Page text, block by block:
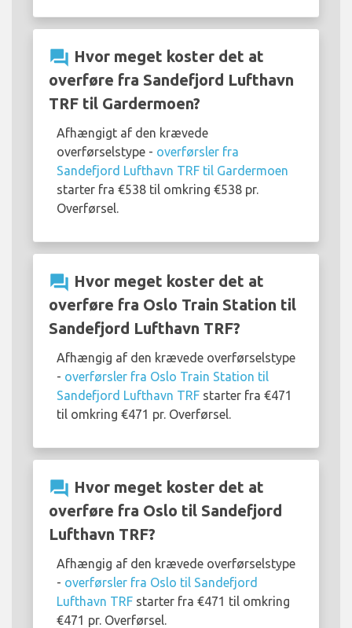
question_answer Hvor meget koster det at
overføre fra Sandefjord Lufthavn
TRF til Gardermoen?
Afhængigt af den krævede
overførselstype - overførsler fra
Sandefjord Lufthavn TRF til Gardermoen
starter fra €538 til omkring €538 pr.
Overførsel.
question_answer Hvor meget koster det at
overføre fra Oslo Train Station til
Sandefjord Lufthavn TRF?
Afhængig af den krævede overførselstype
- overførsler fra Oslo Train Station til
Sandefjord Lufthavn TRF starter fra €471
til omkring €471 pr. Overførsel.
question_answer Hvor meget koster det at
overføre fra Oslo til Sandefjord
Lufthavn TRF?
Afhængig af den krævede overførselstype
- overførsler fra Oslo til Sandefjord
Lufthavn TRF starter fra €471 til omkring
€471 pr. Overførsel.